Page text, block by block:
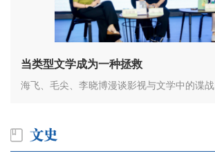
当类型文学成为一种拯救
海飞、毛尖、李晓博漫谈影视与文学中的谍战